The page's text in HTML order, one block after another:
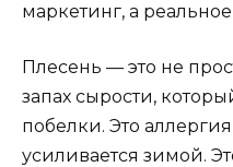
Плесень — это не
запах сырости,
побелки. Это
усиливается зимой.